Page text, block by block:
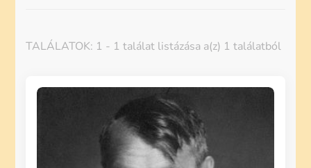
TALÁLATOK: 1 - 1 találat listázása a(z) 1 találatból